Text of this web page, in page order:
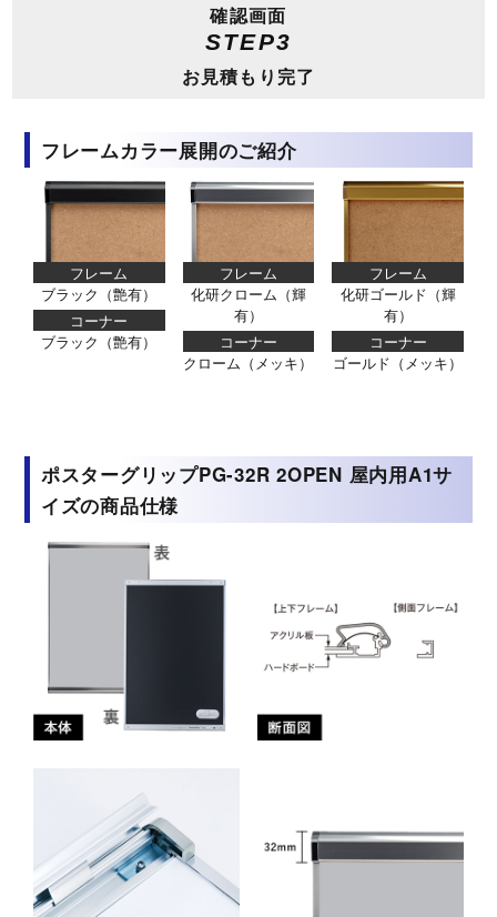
確認画面
STEP3
お見積もり完了
フレームカラー展開のご紹介
フレーム
ブラック（艶有）
コーナー
ブラック（艶有）
フレーム
化研クローム（輝
有）
コーナー
クローム（メッキ）
フレーム
化研ゴールド（輝
有）
コーナー
ゴールド（メッキ）
ポスターグリップPG-32R 2OPEN 屋内用A1サ
イズの商品仕様